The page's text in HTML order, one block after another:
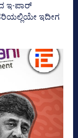
ಇ-ಪಾರ್
ಇದೀಗ